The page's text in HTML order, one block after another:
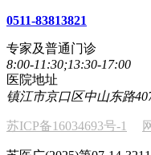
0511-83813821
专家及普通门诊
8:00-11:30;13:30-17:00
医院地址
镇江市京口区中山东路
苏ICP备16034693号-1